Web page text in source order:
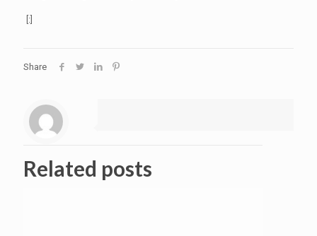
[:]
Share
Related posts